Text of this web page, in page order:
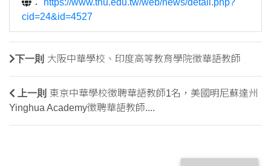
cid=24&id=4527
下一則 大阪中華學校、印度高等教育學院徵華語教師
上一則 東京中華學校徵聘華語教師1名，美國明尼蘇達州
Yinghua Academy徵聘華語教師....